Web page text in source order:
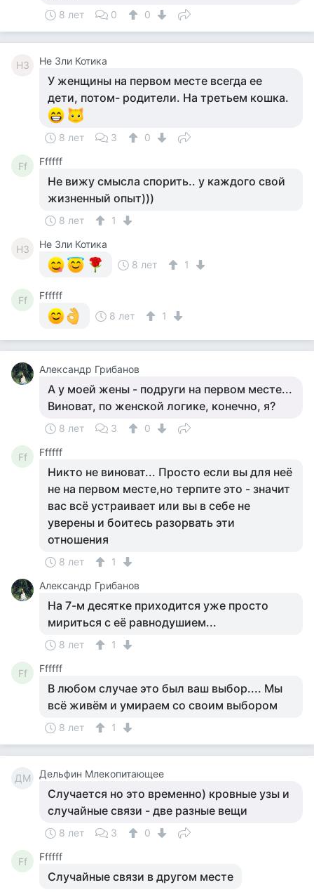
8 лет 0 0
НЗ Не Зли Котика
У женщины на первом месте всегда ее
дети, потом- родители. На третьем кошка.
8 лет 3 0
Ff Ffffff
Не вижу смысла спорить.. у каждого свой
жизненный опыт)))
8 лет 1
НЗ
Не Зли Котика
8 лет
1
Ff
Ffffff
8 лет
1
Александр Грибанов
А у моей жены - подруги на первом месте...
Виноват, по женской логике, конечно, я?
8 лет 3 0
Ff Ffffff
Никто не виноват... Просто если вы для неё
не на первом месте,но терпите это - значит
вас всё устраивает или вы в себе не
уверены и боитесь разорвать эти
отношения
8 лет
1
Александр Грибанов
На 7-м десятке приходится уже просто
мириться с её равнодушием...
8 лет 1
Ff Ffffff
В любом случае это был ваш выбор.... Мы
всё живём и умираем со своим выбором
8 лет 1
ДМ Дельфин Млекопитающее
Случается но это временно) кровные узы и
случайные связи - две разные вещи
8 лет 3 0
Ff Ffffff
Случайные связи в другом месте